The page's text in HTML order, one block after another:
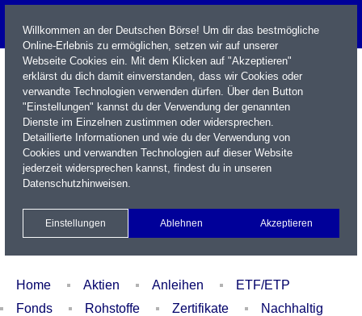
Name / WKN / ISIN / Kürzel
Xetra Realtime
Watchlist Portfolio Login
Home Aktien Anleihen
ETF/ETP
Fonds
Rohstoffe Zertifikate
Nachhaltig
Willkommen an der Deutschen Börse! Um dir das bestmögliche
Online-Erlebnis zu ermöglichen, setzen wir auf unserer
Webseite Cookies ein. Mit dem Klicken auf "Akzeptieren"
erklärst du dich damit einverstanden, dass wir Cookies oder
verwandte Technologien verwenden dürfen. Über den Button
"Einstellungen" kannst du der Verwendung der genannten
Dienste im Einzelnen zustimmen oder widersprechen.
Detaillierte Informationen und wie du der Verwendung von
Cookies und verwandten Technologien auf dieser Website
jederzeit widersprechen kannst, findest du in unseren
Datenschutzhinweisen.
Einstellungen Ablehnen Akzeptieren